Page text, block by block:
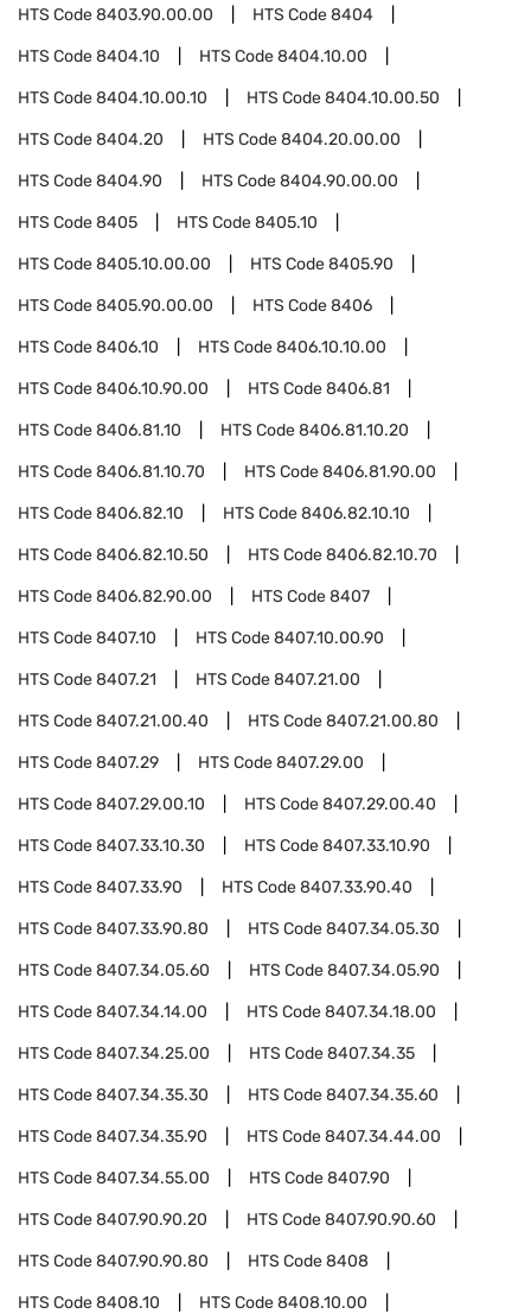
HTS Code8403.90.00.00 HTS Code8404
HTS Code8404.10 HTS Code8404.10.00
HTS Code8404.10.00.10 HTS Code8404.10.00.50
HTS Code8404.20 HTS Code8404.20.00.00
HTS Code8404.90 HTS Code8404.90.00.00
HTS Code8405 HTS Code8405.10
HTS Code8405.10.00.00 HTS Code8405.90
HTS Code8405.90.00.00 HTS Code8406
HTS Code8406.10 HTS Code8406.10.10.00
HTS Code8406.10.90.00 HTS Code8406.81
HTS Code8406.81.10 HTS Code8406.81.10.20
HTS Code8406.81.10.70 HTS Code8406.81.90.00
HTS Code8406.82.10 HTS Code8406.82.10.10
HTS Code8406.82.10.50 HTS Code8406.82.10.70
HTS Code8406.82.90.00 HTS Code8407
HTS Code8407.10 HTS Code8407.10.00.90
HTS Code8407.21 HTS Code8407.21.00
HTS Code8407.21.00.40 HTS Code8407.21.00.80
HTS Code8407.29 HTS Code8407.29.00
HTS Code8407.29.00.10 HTS Code8407.29.00.40
HTS Code8407.33.10.30 HTS Code8407.33.10.90
HTS Code8407.33.90 HTS Code8407.33.90.40
HTS Code8407.33.90.80 HTS Code8407.34.05.30
HTS Code8407.34.05.60 HTS Code8407.34.05.90
HTS Code8407.34.14.00 HTS Code8407.34.18.00
HTS Code8407.34.25.00 HTS Code8407.34.35
HTS Code8407.34.35.30 HTS Code8407.34.35.60
HTS Code8407.34.35.90 HTS Code8407.34.44.00
HTS Code8407.34.55.00 HTS Code8407.90
HTS Code8407.90.90.20 HTS Code8407.90.90.60
HTS Code8407.90.90.80 HTS Code8408
HTS Code8408.10 HTS Code8408.10.00